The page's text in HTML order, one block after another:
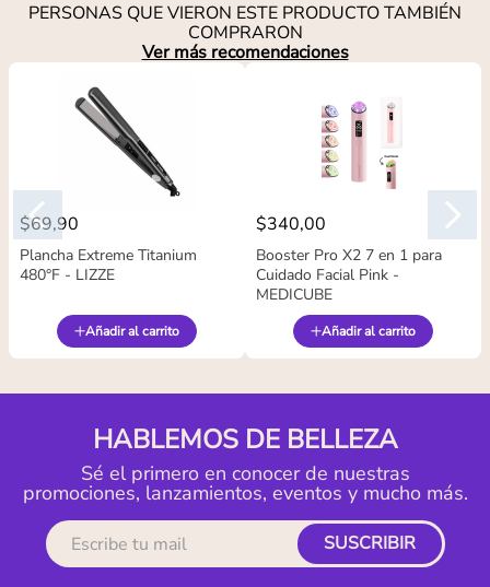
PERSONAS QUE VIERON ESTE PRODUCTO TAMBIÉN
COMPRARON
Ver más recomendaciones
$69,90
Plancha Extreme Titanium
480°F - LIZZE
Añadir al carrito
$340,00
Booster Pro X2 7 en 1 para
Cuidado Facial Pink -
MEDICUBE
Añadir al carrito
HABLEMOS DE BELLEZA
Sé el primero en conocer de nuestras
promociones, lanzamientos, eventos y mucho más.
SUSCRIBIR